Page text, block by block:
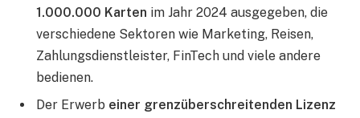
1.000.000 Karten im Jahr 2024 ausgegeben, die
verschiedene Sektoren wie Marketing, Reisen,
Zahlungsdienstleister, FinTech und viele andere
bedienen.
Der Erwerb einer grenzüberschreitenden Lizenz